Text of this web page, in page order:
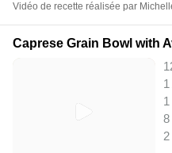
Vidéo de recette réalisée par
Caprese Grain Bowl with
8